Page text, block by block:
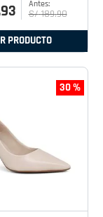
93 S/ 189.90
PRODUCTO
30 %